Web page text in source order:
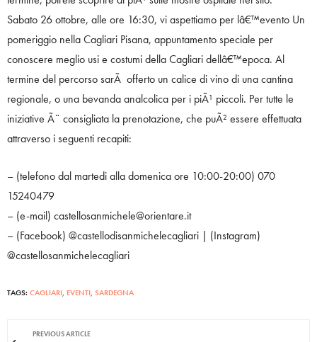
Sabato 26 ottobre, alle ore 16:30, vi aspettiamo per lâ€™evento Un
pomeriggio nella Cagliari Pisana, appuntamento speciale per
conoscere meglio usi e costumi della Cagliari dellâ€™epoca. Al
termine del percorso sarÃ offerto un calice di vino di una cantina
regionale, o una bevanda analcolica per i piÃ¹ piccoli. Per tutte le
iniziative Ã¨ consigliata la prenotazione, che puÃ² essere effettuata
attraverso i seguenti recapiti:
– (telefono dal martedi alla domenica ore 10:00-20:00) 070
15240479
– (e-mail) castellosanmichele@orientare.it
– (Facebook) @castellodisanmichelecagliari | (Instagram)
@castellosanmichelecagliari
TAGS: CAGLIARI, EVENTI, SARDEGNA
PREVIOUS ARTICLE